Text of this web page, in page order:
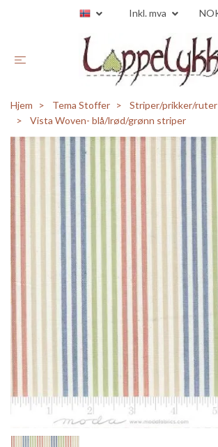
Inkl. mva
Hjem Tema Stoffer
Striper/prikker/ruter
Vista Woven- blå/lrød/grønn striper